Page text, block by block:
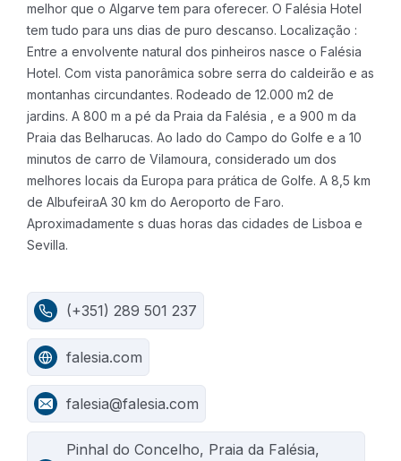
melhor que o Algarve tem para oferecer. O Falésia Hotel
tem tudo para uns dias de puro descanso. Localização :
Entre a envolvente natural dos pinheiros nasce o Falésia
Hotel. Com vista panorâmica sobre serra do caldeirão e as
montanhas circundantes. Rodeado de 12.000 m2 de
jardins. A 800 m a pé da Praia da Falésia , e a 900 m da
Praia das Belharucas. Ao lado do Campo do Golfe e a 10
minutos de carro de Vilamoura, considerado um dos
melhores locais da Europa para prática de Golfe. A 8,5 km
de AlbufeiraA 30 km do Aeroporto de Faro.
Aproximadamente s duas horas das cidades de Lisboa e
Sevilla.
(+351) 289 501 237
falesia.com
falesia@falesia.com
Pinhal do Concelho, Praia da Falésia,